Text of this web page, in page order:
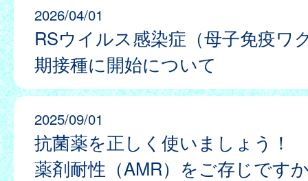
2026/04/01
RSウイルス感染症（母子免疫ワ
期接種に開始について
2025/09/01
抗菌薬を正しく使いましょう！
薬剤耐性（AMR）をご存じです